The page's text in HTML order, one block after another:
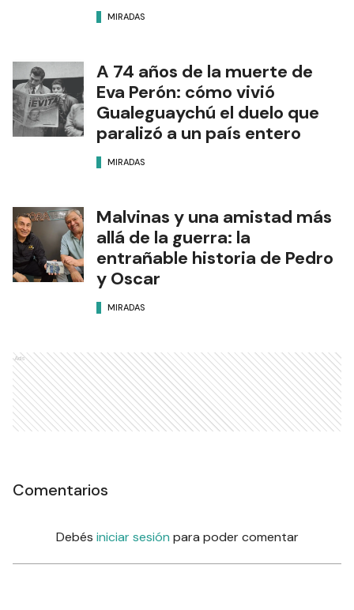
MIRADAS
A 74 años de la muerte de
Eva Perón: cómo vivió
Gualeguaychú el duelo que
paralizó a un país entero
MIRADAS
Malvinas y una amistad más
allá de la guerra: la
entrañable historia de Pedro
y Oscar
MIRADAS
Ads
Comentarios
Debés iniciar sesión para poder comentar